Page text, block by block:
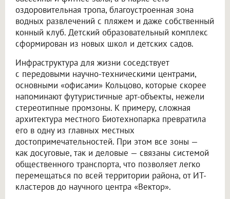
оздоровительная тропа, благоустроенная зона
водных развлечений с пляжем и даже собственный
конный клуб. Детский образовательный комплекс
сформирован из новых школ и детских садов.
Инфраструктура для жизни соседствует
с передовыми научно-техническими центрами,
основными «офисами» Кольцово, которые скорее
напоминают футуристичные арт-объекты, нежели
стереотипные промзоны. К примеру, сложная
архитектура местного Биотехнопарка превратила
его в одну из главных местных
достопримечательностей. При этом все зоны —
как досуговые, так и деловые — связаны системой
общественного транспорта, что позволяет легко
перемещаться по всей территории района, от ИТ-
кластеров до научного центра «Вектор».